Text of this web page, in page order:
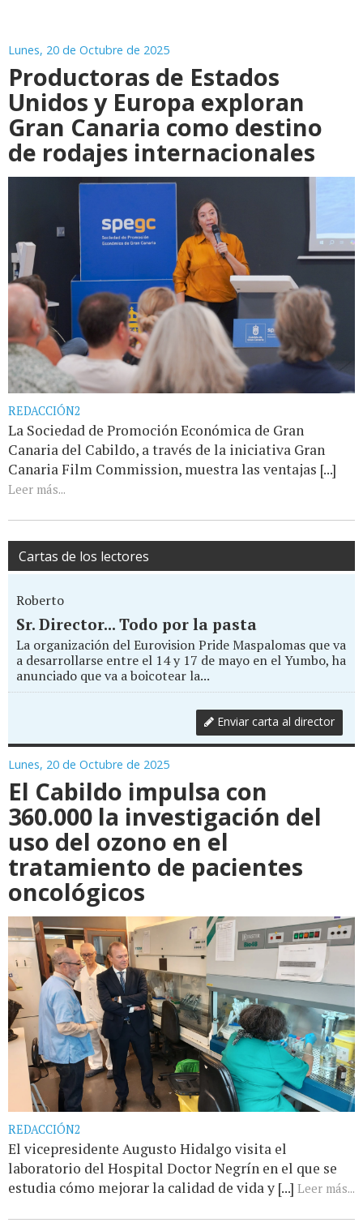
Lunes, 20 de Octubre de 2025
Productoras de Estados
Unidos y Europa exploran
Gran Canaria como destino
de rodajes internacionales
REDACCIÓN2
La Sociedad de Promoción Económica de Gran
Canaria del Cabildo, a través de la iniciativa Gran
Canaria Film Commission, muestra las ventajas [...]
Leer más...
Cartas de los lectores
Roberto
Sr. Director... Todo por la pasta
La organización del Eurovision Pride Maspalomas que va
a desarrollarse entre el 14 y 17 de mayo en el Yumbo, ha
anunciado que va a boicotear la...
Enviar carta al director
Lunes, 20 de Octubre de 2025
El Cabildo impulsa con
360.000 la investigación del
uso del ozono en el
tratamiento de pacientes
oncológicos
REDACCIÓN2
El vicepresidente Augusto Hidalgo visita el
laboratorio del Hospital Doctor Negrín en el que se
estudia cómo mejorar la calidad de vida y [...] Leer más...